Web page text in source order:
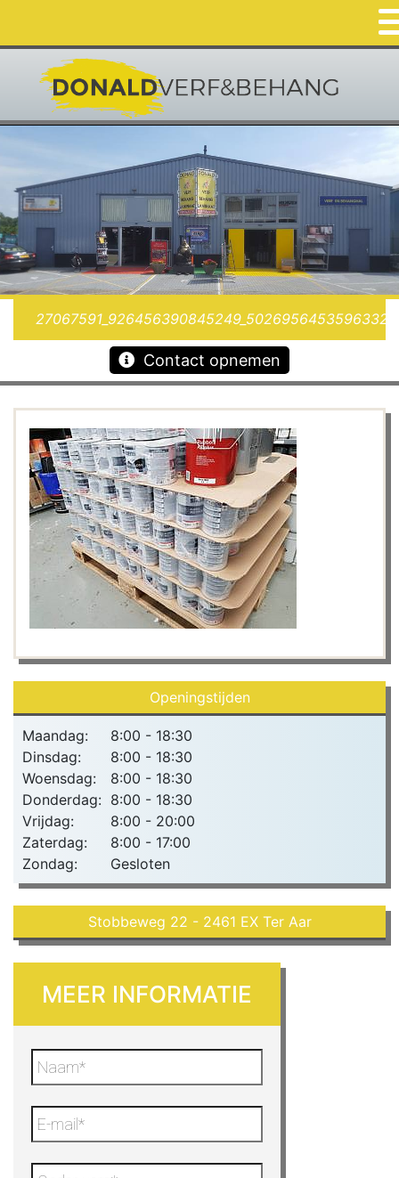
Contact opnemen
Openingstijden
Maandag:
8:00 - 18:30
Dinsdag:
8:00 - 18:30
Woensdag:
8:00 - 18:30
Donderdag: 8:00 - 18:30
Vrijdag:
8:00 - 20:00
Zaterdag:
8:00 - 17:00
Zondag:
Gesloten
Stobbeweg 22 - 2461 EX Ter Aar
MEER INFORMATIE